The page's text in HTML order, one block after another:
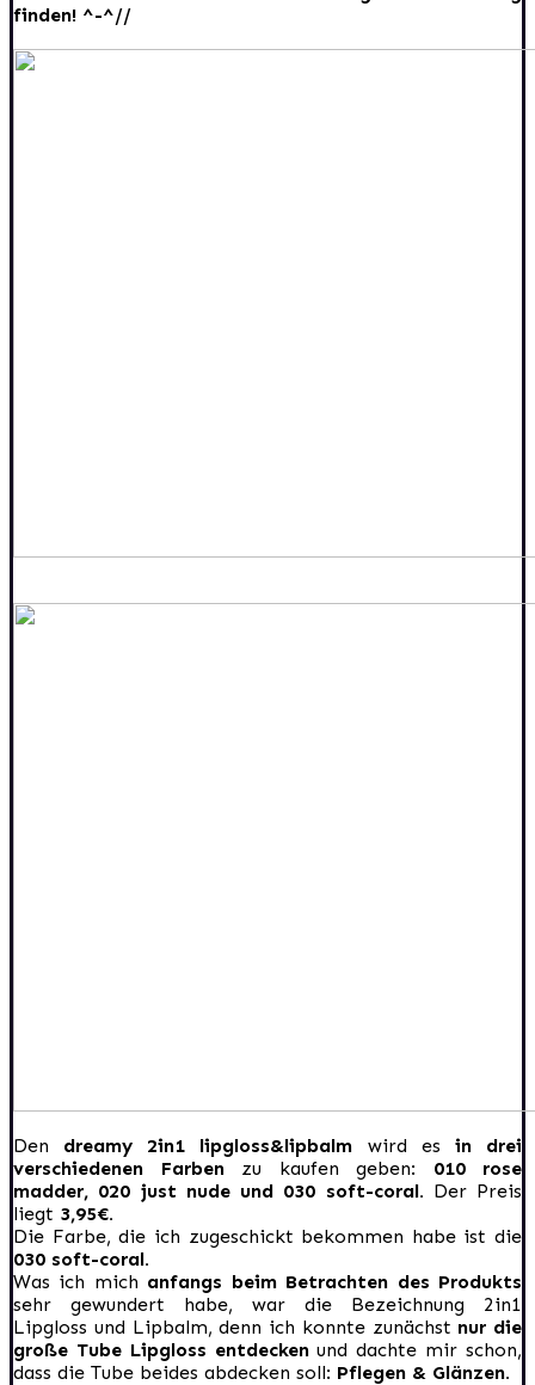
finden! ^-^//
Den dreamy 2in1 lipgloss&lipbalm wird es in drei
verschiedenen Farbenzu kaufen geben: 010 rose
madder, 020 just nude und 030 soft-coral. Der Preis
liegt 3,95€.
Die Farbe, die ich zugeschickt bekommen habe ist die
030 soft-coral.
Was ich mich anfangs beim Betrachten des Produkts
sehr gewundert habe, war die Bezeichnung 2in1
Lipgloss und Lipbalm, denn ich konnte zunächst nur die
große Tube Lipgloss entdeckenund dachte mir schon,
dass die Tube beides abdecken soll: Pflegen & Glänzen.